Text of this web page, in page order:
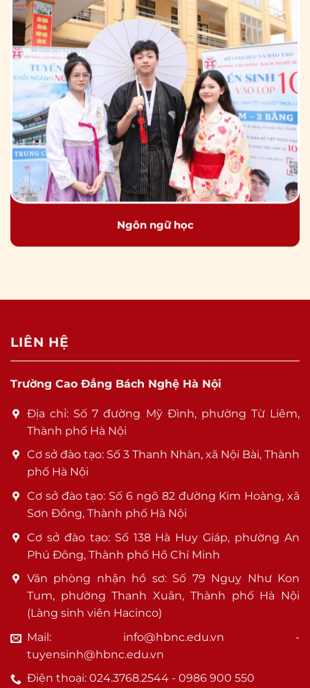
Ngôn ngữ học
LIÊN HỆ
Trường Cao Đẳng Bách Nghệ Hà Nội
Địa chỉ: Số 7 đường Mỹ Đình, phường Từ Liêm,
Thành phố Hà Nội
Cơ sở đào tạo: Số 3 Thanh Nhàn, xã Nội Bài, Thành
phố Hà Nội
Cơ sở đào tạo: Số 6 ngõ 82 đường Kim Hoàng, xã
Sơn Đồng, Thành phố Hà Nội
Cơ sở đào tạo: Số 138 Hà Huy Giáp, phường An
Phú Đông, Thành phố Hồ Chí Minh
Văn phòng nhận hồ sơ: Số 79 Nguỵ Như Kon
Tum, phường Thanh Xuân, Thành phố Hà Nội
(Làng sinh viên Hacinco)
Mail: info@hbnc.edu.vn -
tuyensinh@hbnc.edu.vn
Điện thoại: 024.3768.2544 - 0986 900 550